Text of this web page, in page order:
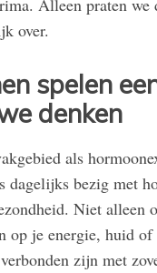
Alleen praten we
over.
spelen
denken
als
dagelijks bezig met
Niet alleen
op je energie, huid
zijn met